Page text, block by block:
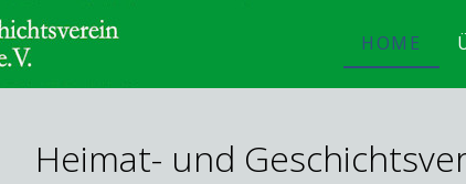
HOME
Heimat- und